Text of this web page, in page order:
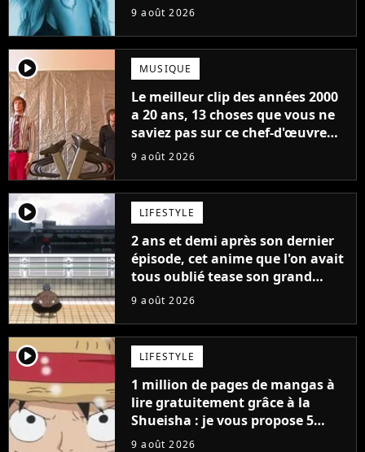
9 août 2026
player2 MUSIQUE
Le meilleur clip des années 2000
a 20 ans, 13 choses que vous ne
saviez pas sur ce chef-d'œuvre
qui a révolutionné YouTube
9 août 2026
player2 LIFESTYLE
2 ans et demi après son dernier
épisode, cet anime que l'on avait
tous oublié tease son grand
retour
9 août 2026
player2 LIFESTYLE
1 million de pages de mangas à
lire gratuitement grâce à la
Shueisha : je vous propose 5
mangas jamais sortis en France
9 août 2026